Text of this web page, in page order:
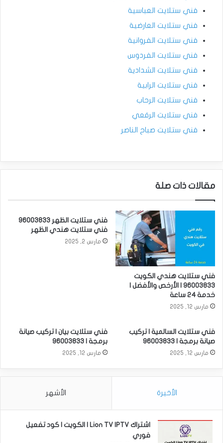
فني ستلايت العباسية
فني ستلايت العارضية
فني ستلايت الفروانية
فني ستلايت الفردوس
فني ستلايت الشدادية
فني ستلايت الرابية
فني ستلايت الرحاب
فني ستلايت الرقعي
فني ستلايت صباح الناصر
مقالات ذات صلة
فني ستلايت هندي الكويت
96003833 | الأرخص والأفضل |
خدمة 24 ساعة
مارس 12, 2025
فني ستلايت الظهر 96003833
فني ستلايت هندي الظهر
مارس 2, 2025
فني ستلايت السالمية | تركيب
صيانة برمجة | 96003833
مارس 12, 2025
فني ستلايت بيان | تركيب صيانة
برمجة | 96003833
مارس 12, 2025
الأخيرة الأشهر
اشتراك Lion TV IPTV | الكويت | كود تفعيل
فوري